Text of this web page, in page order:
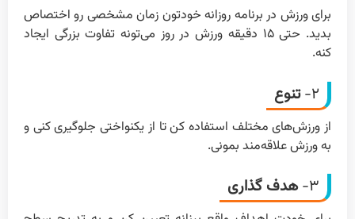
برای ورزش در برنامه روزانه خودتون زمان مشخصی رو اختصاص
بدید. حتی ۱۵ دقیقه ورزش در روز می‌تونه تفاوت بزرگی ایجاد
کنه.
۲- تنوع
از ورزش‌های مختلف استفاده کن تا از یکنواختی جلوگیری کنی و
به ورزش علاقه‌مند بمونی.
۳- هدف گذاری